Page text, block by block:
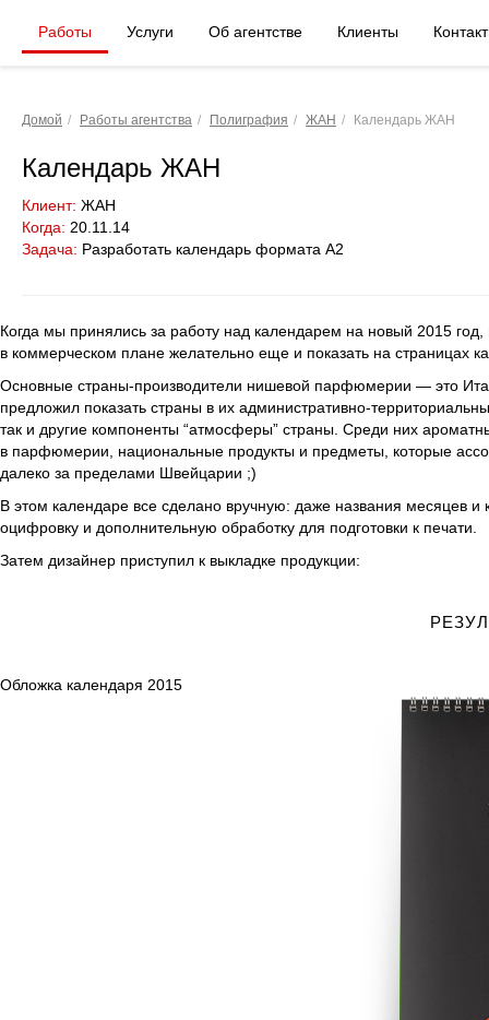
Работы Услуги Об агентстве Клиенты
Домой / Работы агентства / Полиграфия / ЖАН / Календарь ЖАН
Календарь ЖАН
Клиент: ЖАН
Когда: 20.11.14
Задача: Разработать календарь формата А2
Когда мы принялись за работу над календарем на новый 2015
в коммерческом плане желательно еще и показать на страницах
Основные страны-производители нишевой парфюмерии — это
предложил показать страны в их административно-
так и другие компоненты “атмосферы” страны. Среди них
в парфюмерии, национальные продукты и предметы, которые
далеко за пределами Швейцарии ;)
В этом календаре все сделано вручную: даже названия месяцев
оцифровку и дополнительную обработку для подготовки к печати.
Затем дизайнер приступил к выкладке продукции:
Обложка календаря 2015